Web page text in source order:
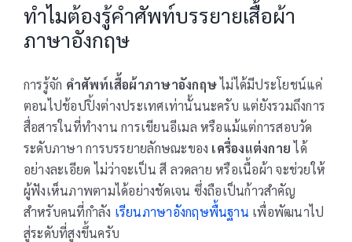
ทำไมต้องรู้คำศัพท์บรรยายเสื้อผ้า
ภาษาอังกฤษ
การรู้จัก คำศัพท์เสื้อผ้าภาษาอังกฤษไม่ได้มีประโยชน์แค่
ตอนไปช้อปปิ้งต่างประเทศเท่านั้นนะครับ แต่ยังรวมถึงการ
สื่อสารในที่ทำงาน การเขียนอีเมล หรือแม้แต่การสอบวัด
ระดับภาษา การบรรยายลักษณะของ เครื่องแต่งกายได้
อย่างละเอียด ไม่ว่าจะเป็น สี ลวดลาย หรือเนื้อผ้า จะช่วยให้
ผู้ฟังเห็นภาพตามได้อย่างชัดเจน ซึ่งถือเป็นก้าวสำคัญ
สำหรับคนที่กำลัง เรียนภาษาอังกฤษพื้นฐาน เพื่อพัฒนาไป
สู่ระดับที่สูงขึ้นครับ